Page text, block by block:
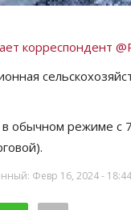
корреспондент
обычном режиме с
Февр 16, 2024 - 18:44